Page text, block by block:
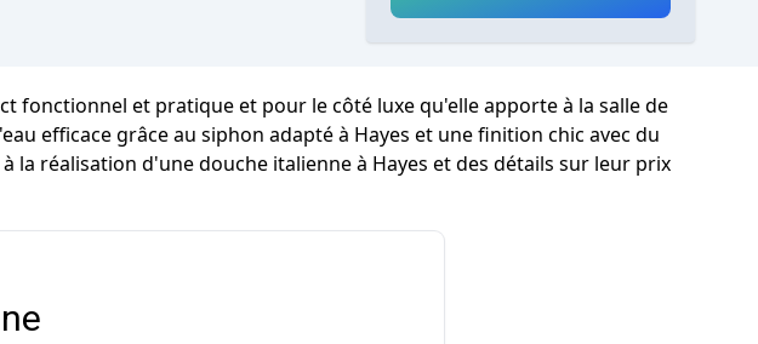
fonctionnel et pratique et pour le côté luxe qu'elle apporte à la salle de
efficace grâce au siphon adapté à Hayes et une finition chic avec du
la réalisation d'une douche italienne à Hayes et des détails sur leur prix